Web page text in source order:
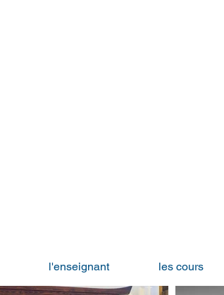
l'enseignant les cours